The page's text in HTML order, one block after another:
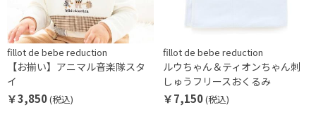
fillot de bebe reduction
【お揃い】アニマル音楽隊スタ
イ
￥3,850(税込)
fillot de bebe reduction
ルウちゃん＆ティオンちゃん刺
しゅうフリースおくるみ
￥7,150(税込)